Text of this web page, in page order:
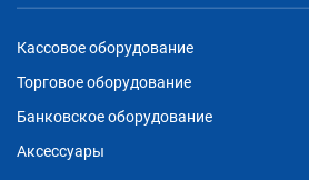
Кассовое оборудование
Торговое оборудование
Банковское оборудование
Аксессуары